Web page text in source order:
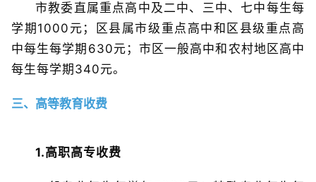
市教委直属重点高中及二中、三中、七中每生每
学期1000元；区县属市级重点高中和区县级重点高
中每生每学期630元；市区一般高中和农村地区高中
每生每学期340元。
三、高等教育收费
1.高职高专收费